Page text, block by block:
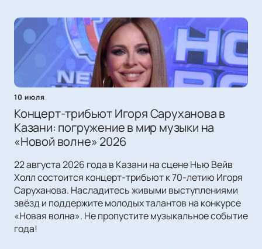
10 июля
Концерт-трибьют Игоря Саруханова в
Казани: погружение в мир музыки на
«Новой волне» 2026
22 августа 2026 года в Казани на сцене Нью Вейв
Холл состоится концерт-трибьют к 70-летию Игоря
Саруханова. Насладитесь живыми выступлениями
звёзд и поддержите молодых талантов на конкурсе
«Новая волна». Не пропустите музыкальное событие
года!